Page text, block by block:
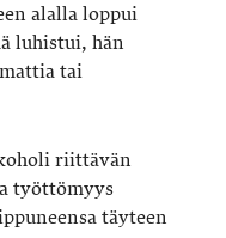
alalla loppui
luhistui, hän
tai
riittävän
työttömyys
täyteen